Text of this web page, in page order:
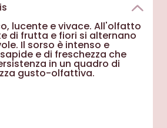
lucente e vivace. All'olfatto
di frutta e fiori si alternano
Il sorso è intenso e
e di freschezza che
in un quadro di
gusto-olfattiva.